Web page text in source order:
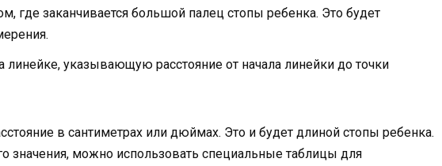
где заканчивается большой палец стопы ребенка. Это будет
линейке, указывающую расстояние от начала линейки до точки
в сантиметрах или дюймах. Это и будет длиной стопы ребенка.
значения, можно использовать специальные таблицы для